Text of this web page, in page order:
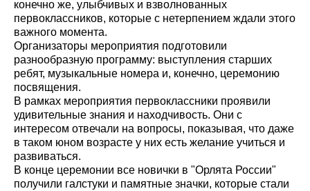
конечно же, улыбчивых и взволнованных
первоклассников, которые с нетерпением ждали этого
важного момента.
Организаторы мероприятия подготовили
разнообразную программу: выступления старших
ребят, музыкальные номера и, конечно, церемонию
посвящения.
В рамках мероприятия первоклассники проявили
удивительные знания и находчивость. Они с
интересом отвечали на вопросы, показывая, что даже
в таком юном возрасте у них есть желание учиться и
развиваться.
В конце церемонии все новички в "Орлята России"
получили галстуки и памятные значки, которые стали